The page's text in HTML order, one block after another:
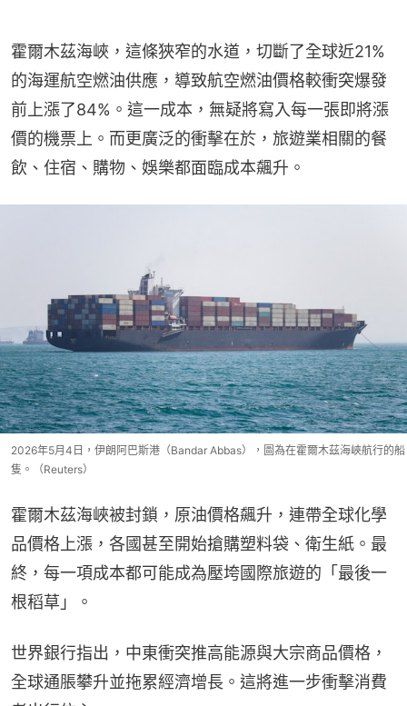
霍爾木茲海峽，這條狹窄的水道，切斷了全球近21%
的海運航空燃油供應，導致航空燃油價格較衝突爆發
前上漲了84%。這一成本，無疑將寫入每一張即將漲
價的機票上。而更廣泛的衝擊在於，旅遊業相關的餐
飲、住宿、購物、娛樂都面臨成本飆升。
2026年5月4日，伊朗阿巴斯港（Bandar Abbas），圖為在霍爾木茲海峽航行的船
隻。（Reuters）
霍爾木茲海峽被封鎖，原油價格飆升，連帶全球化學
品價格上漲，各國甚至開始搶購塑料袋、衛生紙。最
終，每一項成本都可能成為壓垮國際旅遊的「最後一
根稻草」。
世界銀行指出，中東衝突推高能源與大宗商品價格，
全球通脹攀升並拖累經濟增長。這將進一步衝擊消費